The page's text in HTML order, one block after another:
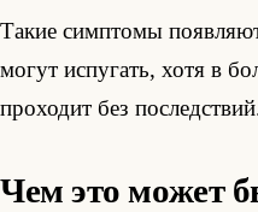
Такие симптомы
могут испугать, хотя в
проходит без
Чем это может